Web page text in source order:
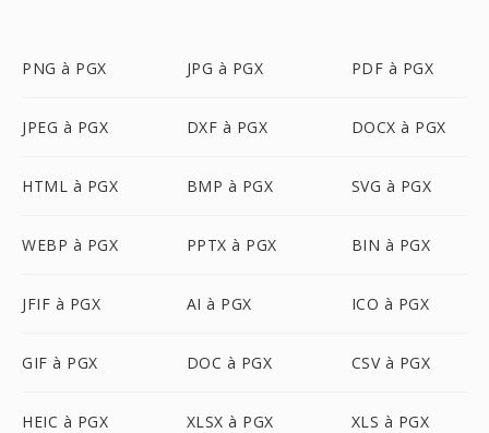
PNG à PGX JPG à PGX PDF à PGX
JPEG à PGX DXF à PGX DOCX à PGX
HTML à PGX BMP à PGX SVG à PGX
WEBP à PGX PPTX à PGX BIN à PGX
JFIF à PGX AI à PGX ICO à PGX
GIF à PGX DOC à PGX CSV à PGX
HEIC à PGX XLSX à PGX XLS à PGX